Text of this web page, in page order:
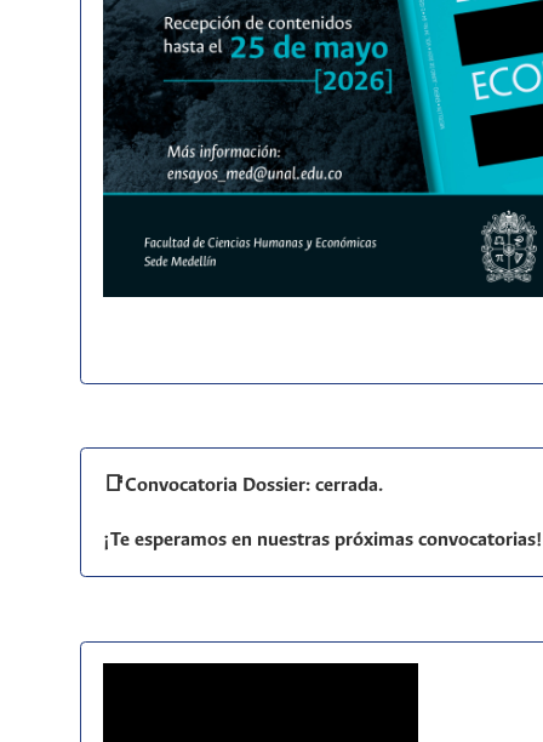
📑Convocatoria Dossier: cerrada.
¡Te esperamos en nuestras próximas